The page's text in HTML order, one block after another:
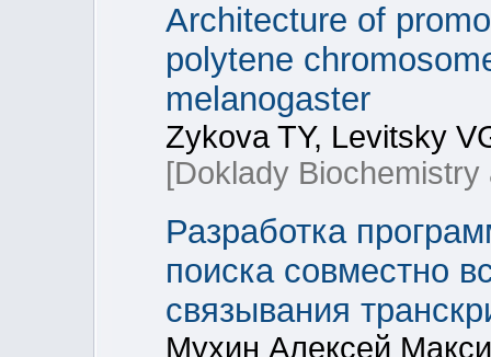
Architecture of
polytene
melanogaster
Zykova TY, Levitsky
[Doklady
Разработка
поиска совместно
связывания
Мухин Алексей